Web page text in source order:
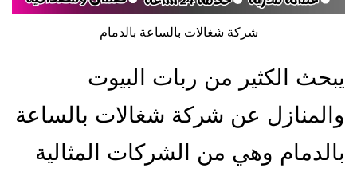
شركة شغالات بالساعة بالدمام
يبحث الكثير من ربات البيوت
والمنازل عن شركة شغالات بالساعة
بالدمام وهي من الشركات المثالية